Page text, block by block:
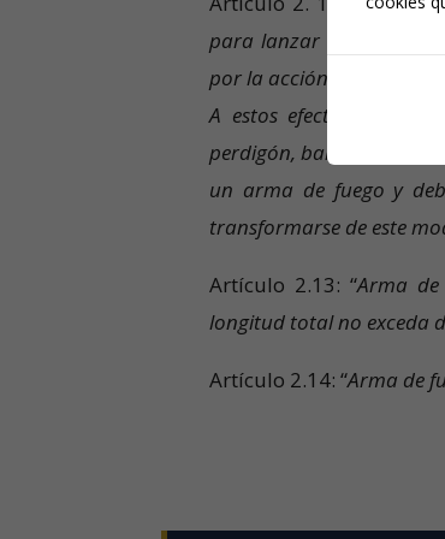
para lanzar o pueda
por la acción de un
A estos efectos, se
perdigón, bala o
un arma de fuego y
transformarse de este
Artículo 2.13: “Arma
longitud total no exceda
Artículo 2.14: “Arma de